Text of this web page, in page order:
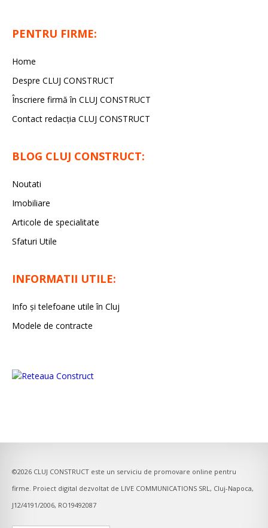
PENTRU FIRME:
Home
Despre CLUJ CONSTRUCT
Înscriere firmă în CLUJ CONSTRUCT
Contact redacția CLUJ CONSTRUCT
BLOG CLUJ CONSTRUCT:
Noutati
Imobiliare
Articole de specialitate
Sfaturi Utile
INFORMATII UTILE:
Info și telefoane utile în Cluj
Modele de contracte
©2026 CLUJ CONSTRUCT este un serviciu de promovare online pentru
firme. Proiect digital dezvoltat de LIVE COMMUNICATIONS SRL, Cluj-Napoca,
J12/4191/2006, RO19492087